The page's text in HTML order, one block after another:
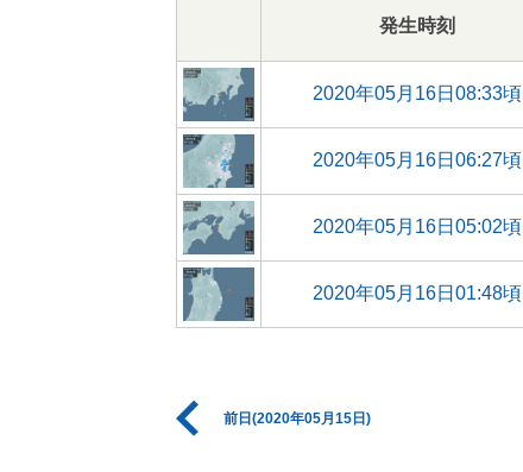
発生時刻
2020年05月16日08:33頃
2020年05月16日06:27頃
2020年05月16日05:02頃
2020年05月16日01:48頃
前日(2020年05月15日)